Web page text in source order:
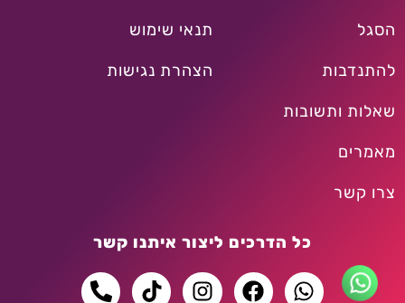
הסגל
להתנדבות
שאלות ותשובות
מאמרים
צרו קשר
תנאי שימוש
הצהרת נגישות
כל הדרכים ליצור איתנו קשר